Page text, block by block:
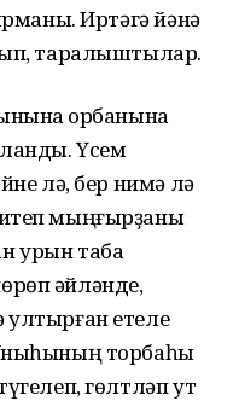
Иртəгə йəнə
таралыштылар.
ҡорбанына
Үсем
лə, бер нимə лə
мыңғырҙаны
урын таба
əйлəнде,
етеле
торбаһы
гɵлтлəп ут